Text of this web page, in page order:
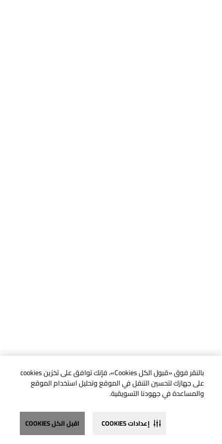
بالنقر فوق «قبول الكل Cookies»، فإنك توافق على تخزين cookies
على جهازك لتحسين التنقل في الموقع وتحليل استخدام الموقع
والمساعدة في جهودنا التسويقية.
اقبل الكل COOKIES إعدادات COOKIES